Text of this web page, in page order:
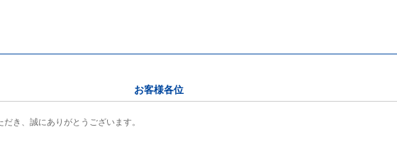
お客様各位
き、誠にありがとうございます。